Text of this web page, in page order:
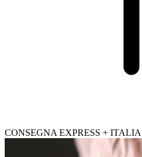
CONSEGNA EXPRESS + ITALIA